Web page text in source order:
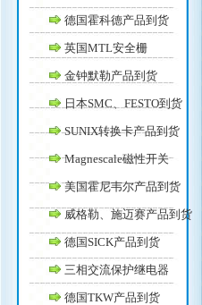
德国霍科德产品到货
英国MTL安全栅
金钟默勒产品到货
日本SMC、FESTO到货
SUNIX转换卡产品到货
Magnescale磁性开关
美国霍尼韦尔产品到货
威格勒、施迈赛产品到货
德国SICK产品到货
三相交流保护继电器
德国TKW产品到货